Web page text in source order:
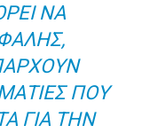
ΝΑ
ΠΟΥ
ΓΙΑ ΤΗΝ